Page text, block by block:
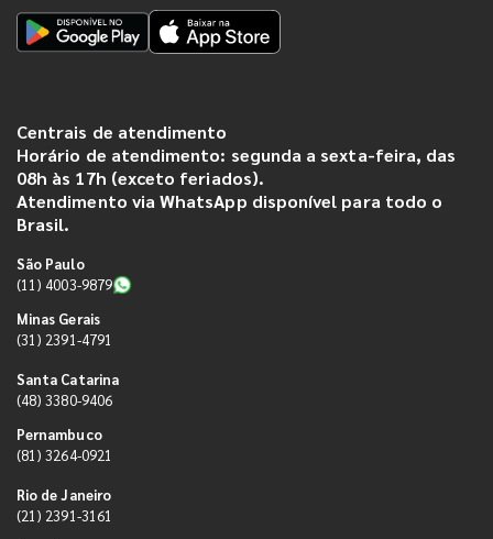
Centrais de atendimento
Horário de atendimento: segunda a sexta-feira, das
08h às 17h (exceto feriados).
Atendimento via WhatsApp disponível para todo o
Brasil.
São Paulo
(11) 4003-9879
Minas Gerais
(31) 2391-4791
Santa Catarina
(48) 3380-9406
Pernambuco
(81) 3264-0921
Rio de Janeiro
(21) 2391-3161